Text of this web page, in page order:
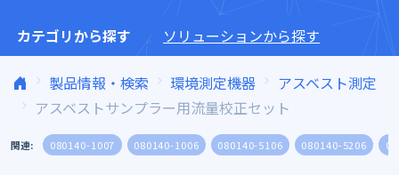
カテゴリから探す ソリューションから探す
製品情報・検索 環境測定機器
アスベスト測定
アスベストサンプラー用流量校正セット
関連: 080140-1007 080140-1006 080140-5106 080140-5206